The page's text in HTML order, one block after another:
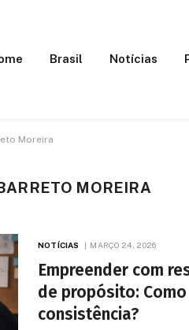
Brasil Notícias
Moreira
MOREIRA
NOTÍCIAS MARÇO 24, 2026
Empreender com
de propósito:
consistência?